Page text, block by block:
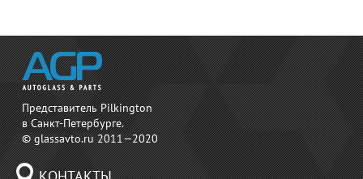
Представитель Pilkington
в Санкт-Петербурге.
© glassavto.ru 2011—2020